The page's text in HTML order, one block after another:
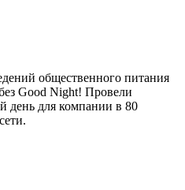
общественного питания
Good Night! Провели
день для компании в 80